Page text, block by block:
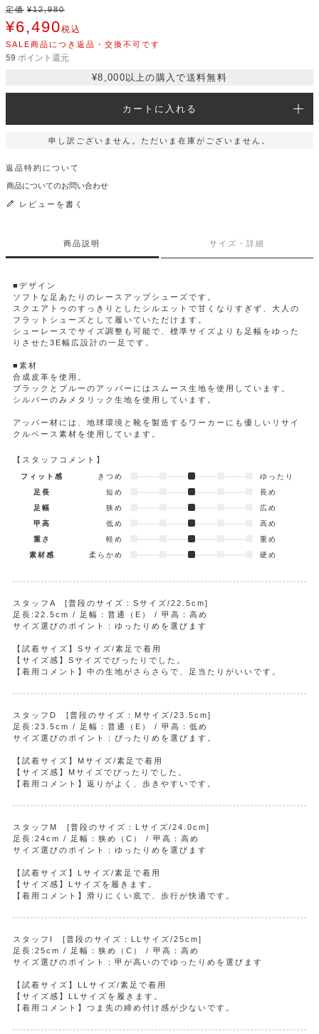
定価 ¥12,980
¥6,490税込
SALE商品につき返品・交換不可です
59 ポイント還元
¥8,000以上の購入で送料無料
カートに入れる
申し訳ございません。ただいま在庫がございません。
返品特約について
商品についてのお問い合わせ
レビューを書く
商品説明 サイズ・詳細
■デザイン
ソフトな足あたりのレースアップシューズです。
スクエアトゥのすっきりとしたシルエットで甘くなりすぎず、大人の
フラットシューズとして履いていただけます。
シューレースでサイズ調整も可能で、標準サイズよりも足幅をゆった
りさせた3E幅広設計の一足です。
■素材
合成皮革を使用。
ブラックとブルーのアッパーにはスムース生地を使用しています。
シルバーのみメタリック生地を使用しています。
アッパー材には、地球環境と靴を製造するワーカーにも優しいリサイ
クルベース素材を使用しています。
【スタッフコメント】
フィット感 きつめ
ゆったり
足長
短め
長め
足幅
狭め
広め
甲高
低め
高め
重さ
軽め
重め
素材感
柔らかめ 硬め
スタッフA [普段のサイズ：Sサイズ/22.5cm]
足長:22.5cm / 足幅：普通（E） / 甲高：高め
サイズ選びのポイント：ゆったりめを選びます
【試着サイズ】Sサイズ/素足で着用
【サイズ感】Sサイズでぴったりでした。
【着用コメント】中の生地がさらさらで、足当たりがいいです。
スタッフD [普段のサイズ：Mサイズ/23.5cm]
足長:23.5cm / 足幅：普通（E） / 甲高：低め
サイズ選びのポイント：ぴったりめを選びます。
【試着サイズ】Mサイズ/素足で着用
【サイズ感】Mサイズでぴったりでした。
【着用コメント】返りがよく、歩きやすいです。
スタッフM [普段のサイズ：Lサイズ/24.0cm]
足長:24cm / 足幅：狭め（C） / 甲高：高め
サイズ選びのポイント：ゆったりめを選びます
【試着サイズ】Lサイズ/素足で着用
【サイズ感】Lサイズを履きます。
【着用コメント】滑りにくい底で、歩行が快適です。
スタッフI [普段のサイズ：LLサイズ/25cm]
足長:25cm / 足幅：狭め（C） / 甲高：高め
サイズ選びのポイント：甲が高いのでゆったりめを選びます
【試着サイズ】LLサイズ/素足で着用
【サイズ感】LLサイズを履きます。
【着用コメント】つま先の締め付け感が少ないです。